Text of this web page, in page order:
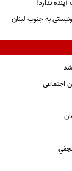
ندارد!
به جنوب لبنان
اجتماعی